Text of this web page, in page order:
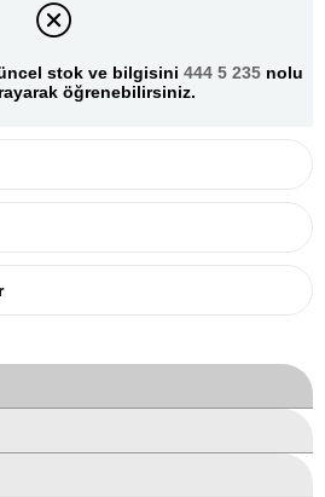
stok ve bilgisini 444 5 235 nolu
öğrenebilirsiniz.